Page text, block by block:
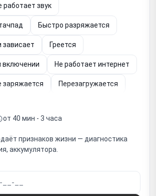
работает звук
Быстро разряжается
зависает Греется
включении Не работает интернет
заряжается Перезагружается
Не загружается
от 40 мин - 3 часа
признаков жизни — диагностика
аккумулятора.